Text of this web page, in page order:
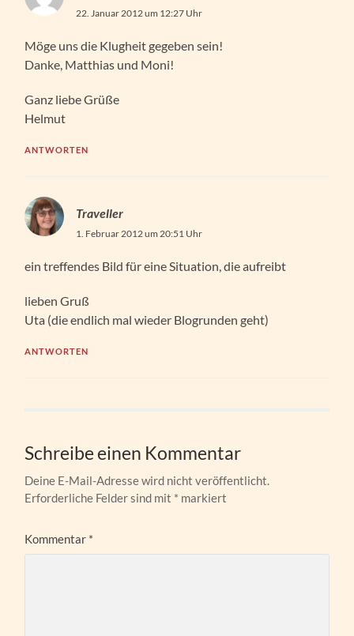
22. Januar 2012 um 12:27 Uhr
Möge uns die Klugheit gegeben sein!
Danke, Matthias und Moni!
Ganz liebe Grüße
Helmut
ANTWORTEN
Traveller
1. Februar 2012 um 20:51 Uhr
ein treffendes Bild für eine Situation, die aufreibt
lieben Gruß
Uta (die endlich mal wieder Blogrunden geht)
ANTWORTEN
Schreibe einen Kommentar
Deine E-Mail-Adresse wird nicht veröffentlicht.
Erforderliche Felder sind mit * markiert
Kommentar *